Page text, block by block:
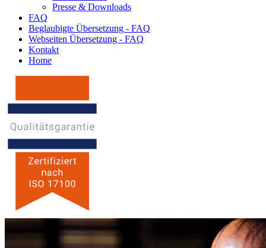
Presse & Downloads
FAQ
Beglaubigte Übersetzung - FAQ
Webseiten Übersetzung - FAQ
Kontakt
Home